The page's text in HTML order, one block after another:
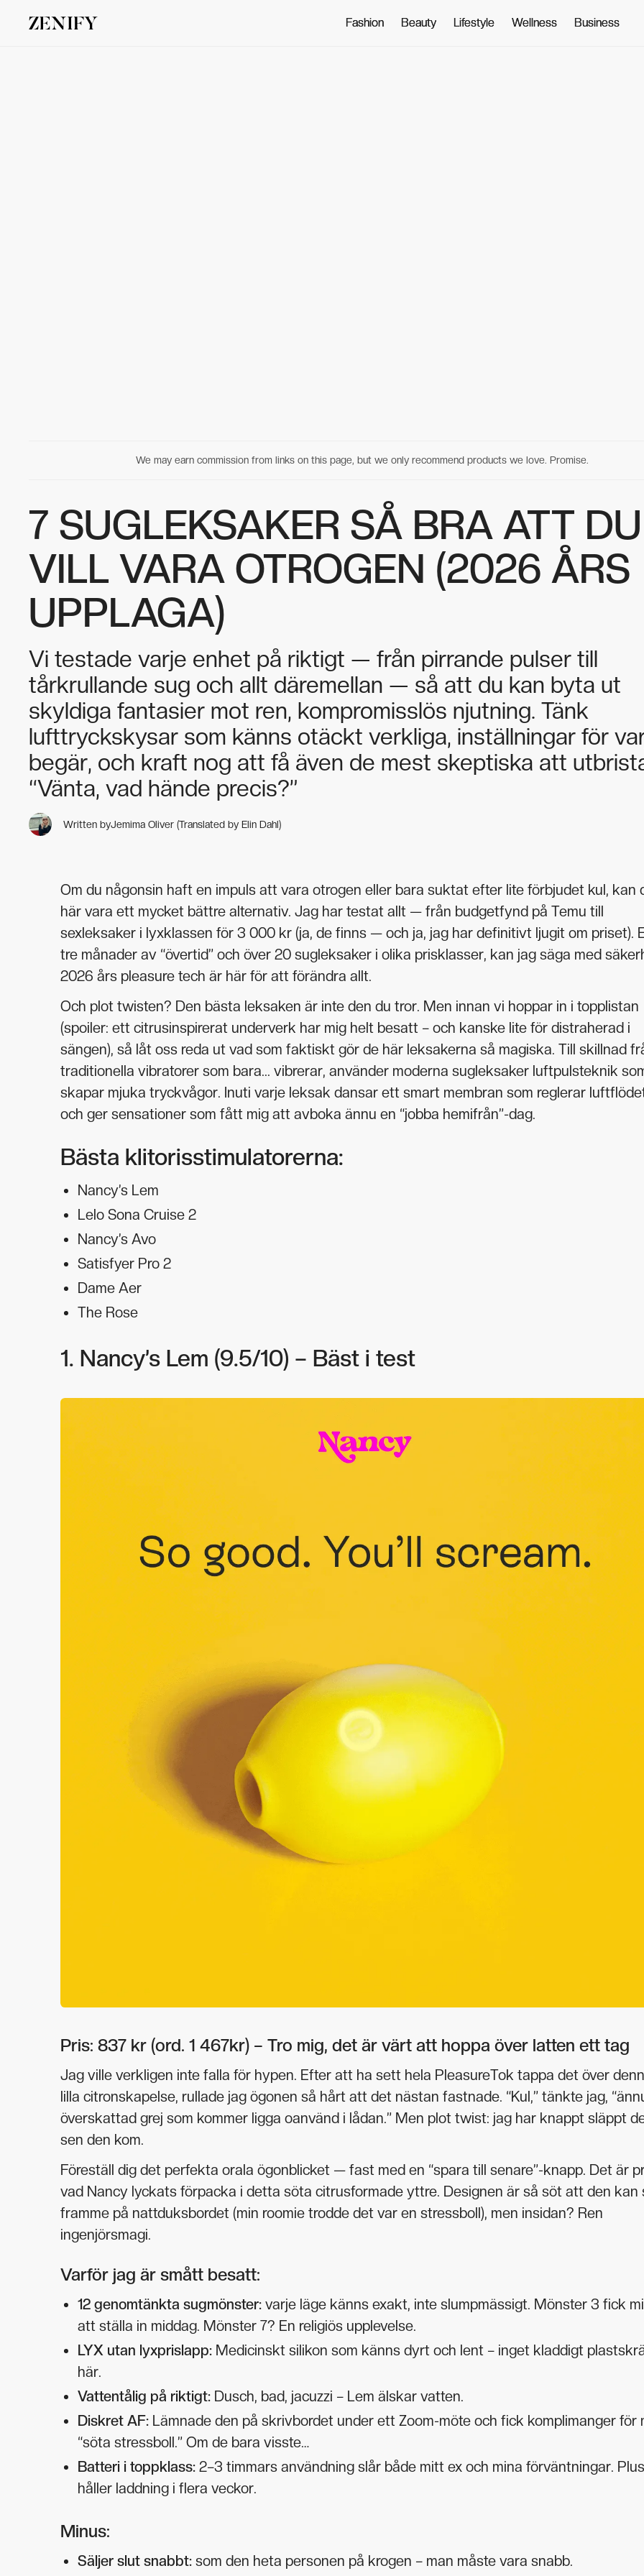
Fashion
Fashion Beauty
Beauty Lifestyle
Lifestyle Wellness
Wellness Business
Business
We may earn commission from links on this page, but we only recommend products we love. Promise.
7 SUGLEKSAKER SÅ BRA ATT DU
VILL VARA OTROGEN (2026 ÅRS
UPPLAGA)
Vi testade varje enhet på riktigt — från pirrande pulser till
tårkrullande sug och allt däremellan — så att du kan byta ut
skyldiga fantasier mot ren, kompromisslös njutning. Tänk
lufttryckskysar som känns otäckt verkliga, inställningar för
begär, och kraft nog att få även de mest skeptiska att
“Vänta, vad hände precis?”
Written byJemima Oliver (Translated by Elin Dahl)
Om du någonsin haft en impuls att vara otrogen eller bara suktat efter lite förbjudet kul, kan
här vara ett mycket bättre alternativ. Jag har testat allt — från budgetfynd på Temu till
sexleksaker i lyxklassen för 3 000 kr (ja, de finns — och ja, jag har definitivt ljugit om priset).
tre månader av “övertid” och över 20 sugleksaker i olika prisklasser, kan jag säga med
2026 års pleasure tech är här för att förändra allt.
Och plot twisten? Den bästa leksaken är inte den du tror. Men innan vi hoppar in i topplistan
(spoiler: ett citrusinspirerat underverk har mig helt besatt – och kanske lite för distraherad i
sängen), så låt oss reda ut vad som faktiskt gör de här leksakerna så magiska. Till skillnad
traditionella vibratorer som bara... vibrerar, använder moderna sugleksaker luftpulsteknik
skapar mjuka tryckvågor. Inuti varje leksak dansar ett smart membran som reglerar
och ger sensationer som fått mig att avboka ännu en “jobba hemifrån”-dag.
Bästa klitorisstimulatorerna:
Nancy’s Lem
Lelo Sona Cruise 2
Nancy’s Avo
Satisfyer Pro 2
Dame Aer
The Rose
1. Nancy’s Lem (9.5/10) – Bäst i test
Pris: 837 kr (ord. 1 467kr) – Tro mig, det är värt att hoppa över latten ett tag
Jag ville verkligen inte falla för hypen. Efter att ha sett hela PleasureTok tappa det över
lilla citronskapelse, rullade jag ögonen så hårt att det nästan fastnade. “Kul,” tänkte jag,
överskattad grej som kommer ligga oanvänd i lådan.” Men plot twist: jag har knappt släppt
sen den kom.
Föreställ dig det perfekta orala ögonblicket — fast med en “spara till senare”-knapp. Det är
vad Nancy lyckats förpacka i detta söta citrusformade yttre. Designen är så söt att den kan
framme på nattduksbordet (min roomie trodde det var en stressboll), men insidan? Ren
ingenjörsmagi.
Varför jag är smått besatt:
12 genomtänkta sugmönster: varje läge känns exakt, inte slumpmässigt. Mönster 3 fick
att ställa in middag. Mönster 7? En religiös upplevelse.
LYX utan lyxprislapp: Medicinskt silikon som känns dyrt och lent – inget kladdigt
här.
Vattentålig på riktigt: Dusch, bad, jacuzzi – Lem älskar vatten.
Diskret AF: Lämnade den på skrivbordet under ett Zoom-möte och fick komplimanger för
“söta stressboll.” Om de bara visste…
Batteri i toppklass: 2–3 timmars användning slår både mitt ex och mina förväntningar.
håller laddning i flera veckor.
Minus:
Säljer slut snabbt: som den heta personen på krogen – man måste vara snabb.